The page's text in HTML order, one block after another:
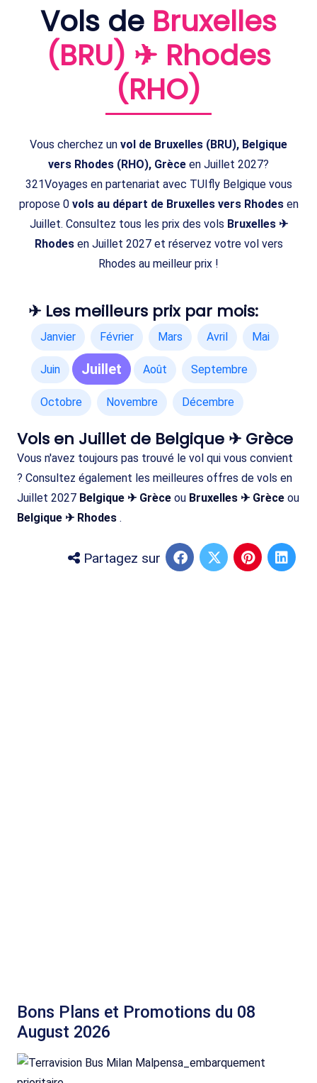
Vols de Bruxelles
(BRU) ✈ Rhodes
(RHO)
Vous cherchez un vol de Bruxelles (BRU), Belgique
vers Rhodes (RHO), Grèce en Juillet 2027?
321Voyages en partenariat avec TUIfly Belgique vous
propose 0 vols au départ de Bruxelles vers Rhodesen
Juillet. Consultez tous les prix des vols Bruxelles ✈
Rhodesen Juillet 2027 et réservez votre vol vers
Rhodes au meilleur prix !
✈ Les meilleurs prix par mois:
Janvier Février Mars Avril Mai
Juin Juillet Août Septembre
Octobre Novembre Décembre
Vols en Juillet de Belgique ✈ Grèce
Vous n'avez toujours pas trouvé le vol qui vous convient
? Consultez également les meilleures offres de vols en
Juillet 2027 Belgique ✈ Grèce ou Bruxelles ✈ Grèce ou
Belgique ✈ Rhodes .
Partagez sur
Bons Plans et Promotions du 08
August 2026